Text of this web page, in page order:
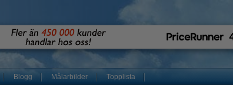
Blogg Målarbilder Topplista